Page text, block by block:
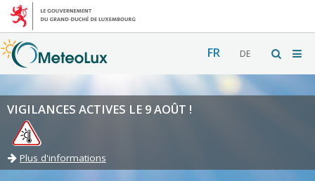
FR DE
VIGILANCES ACTIVES LE 9 AOÛT !
Plus d'informations